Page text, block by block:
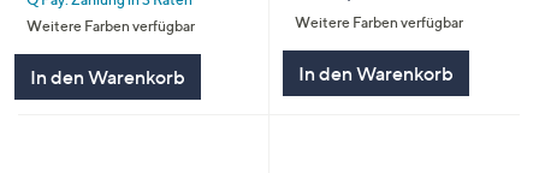
Weitere Farben verfügbar
In den Warenkorb
Weitere Farben verfügbar
In den Warenkorb